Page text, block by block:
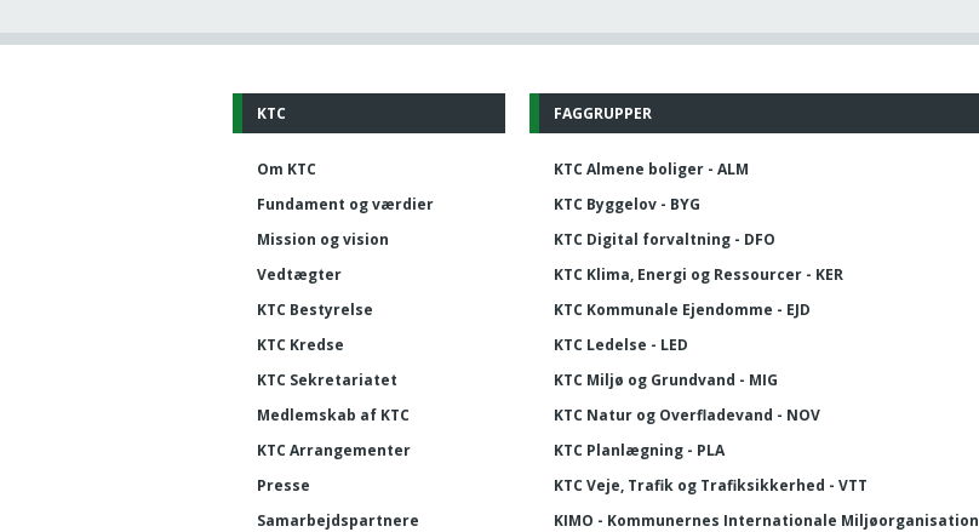
KTC
Om KTC
Fundament og værdier
Mission og vision
Vedtægter
KTC Bestyrelse
KTC Kredse
KTC Sekretariatet
Medlemskab af KTC
KTC Arrangementer
Presse
Samarbejdspartnere
FAGGRUPPER
KTC Almene boliger - ALM
KTC Byggelov - BYG
KTC Digital forvaltning - DFO
KTC Klima, Energi og Ressourcer - KER
KTC Kommunale Ejendomme - EJD
KTC Ledelse - LED
KTC Miljø og Grundvand - MIG
KTC Natur og Overfladevand - NOV
KTC Planlægning - PLA
KTC Veje, Trafik og Trafiksikkerhed - VTT
KIMO - Kommunernes Internationale Miljøorganisation